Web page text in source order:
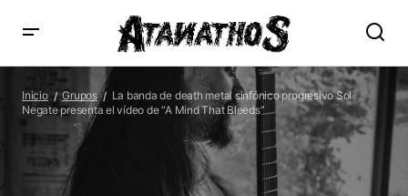
La banda de death metal sinfónico progresivo Sol Negate
presenta el vídeo de “A Mind That Bleeds”
Inicio Grupos
La banda de death metal sinfónico progresivo Sol
Negate presenta el vídeo de “A Mind That Bleeds”